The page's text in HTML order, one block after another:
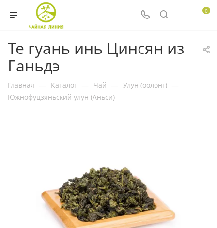
0
Те гуань инь Цинсян из
Ганьдэ
Главная — Каталог — Чай — Улун (оолонг) —
Южнофуцзяньский улун (Аньси)